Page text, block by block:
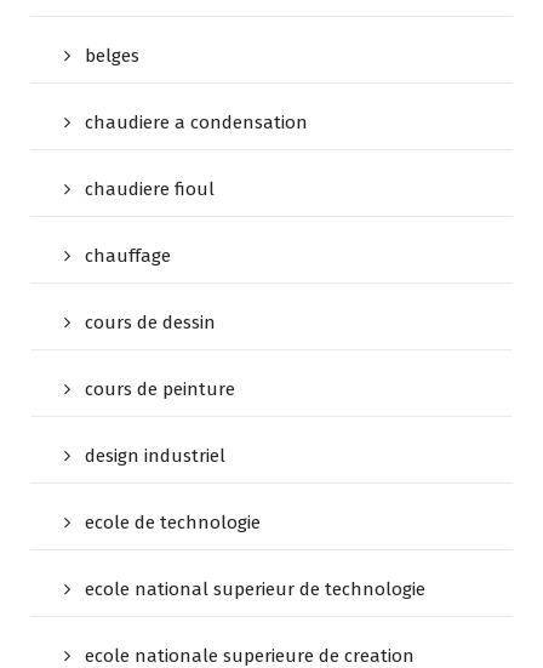
belges
chaudiere a condensation
chaudiere fioul
chauffage
cours de dessin
cours de peinture
design industriel
ecole de technologie
ecole national superieur de technologie
ecole nationale superieure de creation